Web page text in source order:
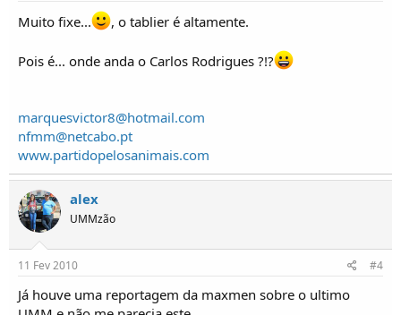
Muito fixe... , o tablier é altamente.
Pois é... onde anda o Carlos Rodrigues ?!?
marquesvictor8@hotmail.com
nfmm@netcabo.pt
www.partidopelosanimais.com
alex
UMMzão
11 Fev 2010 #4
Já houve uma reportagem da maxmen sobre o ultimo